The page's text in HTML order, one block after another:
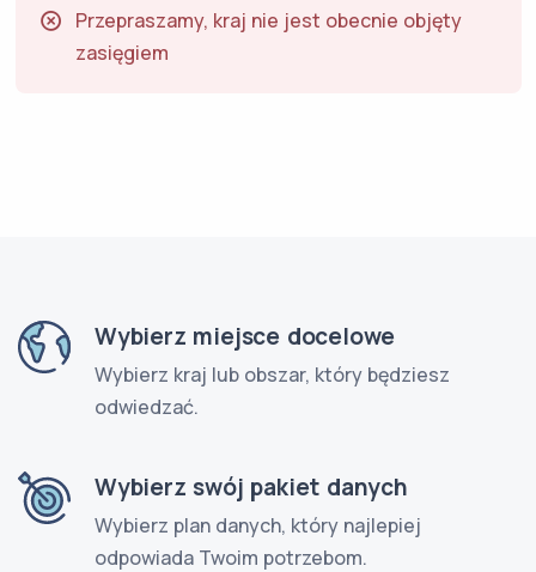
Przepraszamy, kraj nie jest obecnie objęty
zasięgiem
Wybierz miejsce docelowe
Wybierz kraj lub obszar, który będziesz
odwiedzać.
Wybierz swój pakiet danych
Wybierz plan danych, który najlepiej
odpowiada Twoim potrzebom.